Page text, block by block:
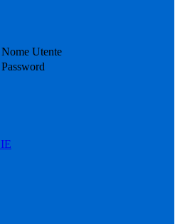
Nome Utente
Password